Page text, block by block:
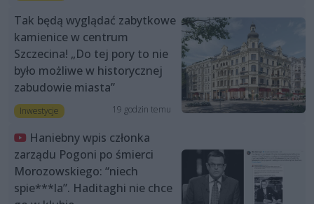
Tak będą wyglądać zabytkowe
kamienice w centrum
Szczecina! „Do tej pory to nie
było możliwe w historycznej
zabudowie miasta”
Inwestycje 19 godzin temu
Haniebny wpis członka
zarządu Pogoni po śmierci
Morozowskiego: “niech
spie***la”. Haditaghi nie chce